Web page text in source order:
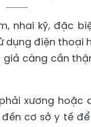
nhai kỹ, đặc
dụng điện
càng cần
xương
cơ sở y tế